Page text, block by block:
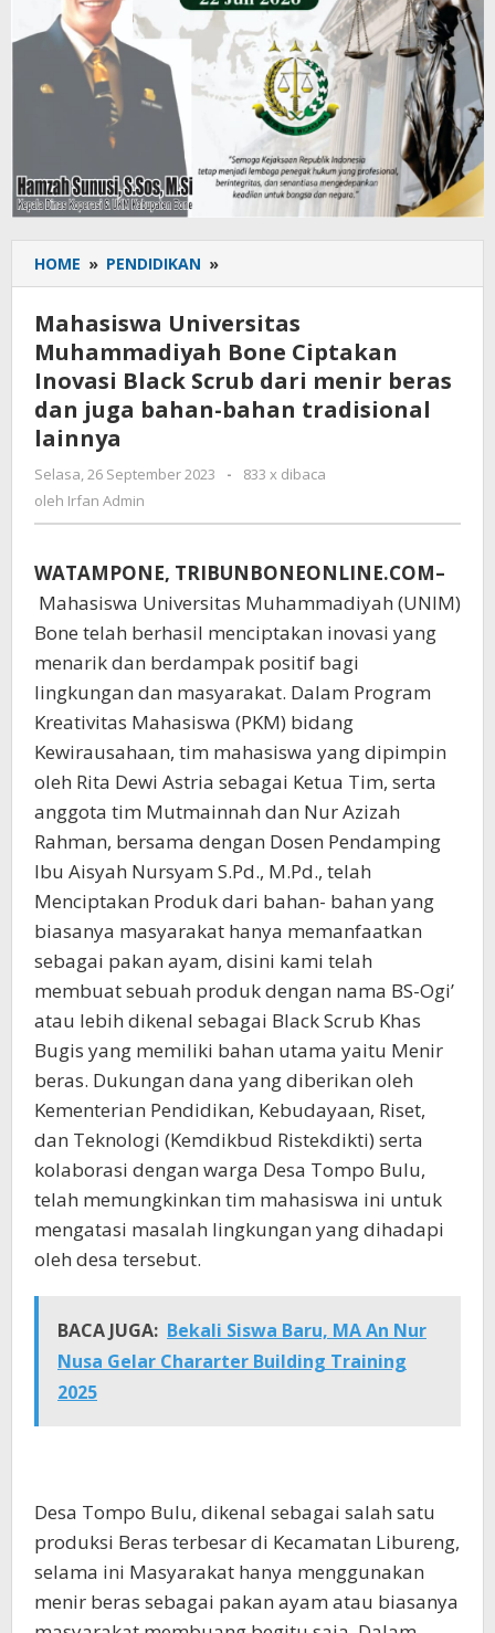
HOME » PENDIDIKAN »
Universitas
Muhammadiyah
Bone
Ciptakan
Inovasi
Black
menir
dan
bahan-
tradisional
lainnya
Mahasiswa Universitas
Muhammadiyah Bone Ciptakan
Inovasi Black Scrub dari menir beras
dan juga bahan-bahan tradisional
lainnya
Selasa, 26 September 2023
oleh
-
833 x dibaca
oleh Irfan Admin
WATAMPONE, TRIBUNBONEONLINE.COM–
Mahasiswa Universitas Muhammadiyah (UNIM)
Bone telah berhasil menciptakan inovasi yang
menarik dan berdampak positif bagi
lingkungan dan masyarakat. Dalam Program
Kreativitas Mahasiswa (PKM) bidang
Kewirausahaan, tim mahasiswa yang dipimpin
oleh Rita Dewi Astria sebagai Ketua Tim, serta
anggota tim Mutmainnah dan Nur Azizah
Rahman, bersama dengan Dosen Pendamping
Ibu Aisyah Nursyam S.Pd., M.Pd., telah
Menciptakan Produk dari bahan- bahan yang
biasanya masyarakat hanya memanfaatkan
sebagai pakan ayam, disini kami telah
membuat sebuah produk dengan nama BS-Ogi’
atau lebih dikenal sebagai Black Scrub Khas
Bugis yang memiliki bahan utama yaitu Menir
beras. Dukungan dana yang diberikan oleh
Kementerian Pendidikan, Kebudayaan, Riset,
dan Teknologi (Kemdikbud Ristekdikti) serta
kolaborasi dengan warga Desa Tompo Bulu,
telah memungkinkan tim mahasiswa ini untuk
mengatasi masalah lingkungan yang dihadapi
oleh desa tersebut.
BACA JUGA: Bekali Siswa Baru, MA An Nur
Nusa Gelar Chararter Building Training
2025
Desa Tompo Bulu, dikenal sebagai salah satu
produksi Beras terbesar di Kecamatan Libureng,
selama ini Masyarakat hanya menggunakan
menir beras sebagai pakan ayam atau biasanya